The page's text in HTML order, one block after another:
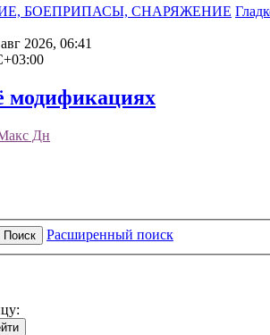
БОЕПРИПАСЫ, СНАРЯЖЕНИЕ
2026, 06:41
модификациях
Дн
Поиск
Расширенный поиск